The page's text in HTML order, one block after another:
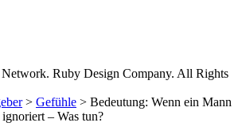
Ruby Design Company. All Rights
> Gefühle > Bedeutung: Wenn ein Mann
– Was tun?